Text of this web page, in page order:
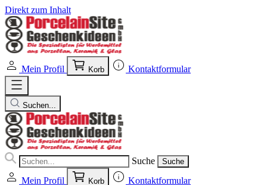
Direkt zum Inhalt
Mein Profil Korb Kontaktformular
Suchen...
Suche Suche
Mein Profil Korb Kontaktformular